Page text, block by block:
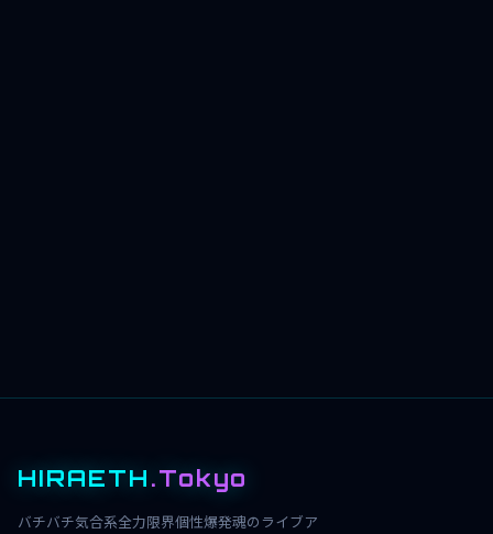
HIRAETH.Tokyo
バチバチ気合系全力限界個性爆発魂のライブア